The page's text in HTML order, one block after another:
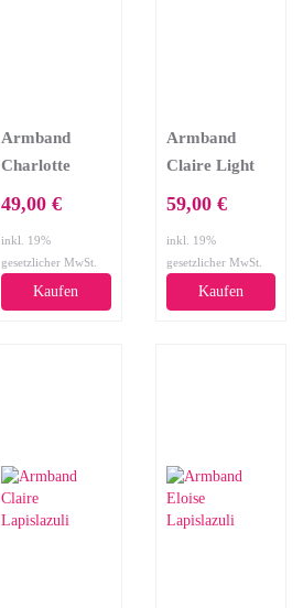
Armband
Charlotte
49,00 €
inkl. 19%
gesetzlicher MwSt.
Kaufen
Armband
Claire Light
Chalcedony
59,00 €
inkl. 19%
gesetzlicher MwSt.
Kaufen